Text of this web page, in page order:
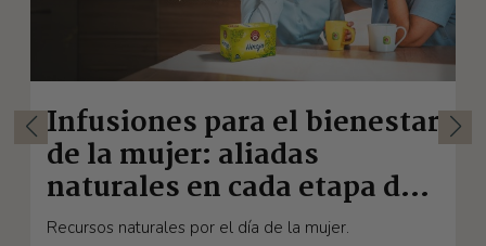
Infusiones para el bienestar
de la mujer: aliadas
naturales en cada etapa de
la vida
Recursos naturales por el día de la mujer.